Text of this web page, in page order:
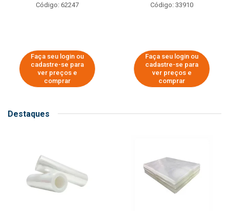
Código: 62247
Faça seu login ou
cadastre-se para
ver preços e
comprar
Código: 33910
Faça seu login ou
cadastre-se para
ver preços e
comprar
Destaques